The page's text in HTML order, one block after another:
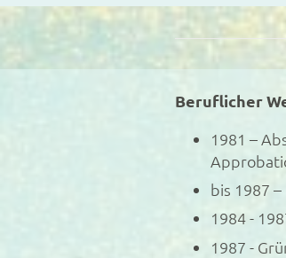
Beruflicher
1981 –
bis 1987
1984 -
1987 -